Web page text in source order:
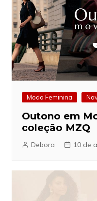
Moda Feminina
Outono em
coleção MZQ
Debora 10 de